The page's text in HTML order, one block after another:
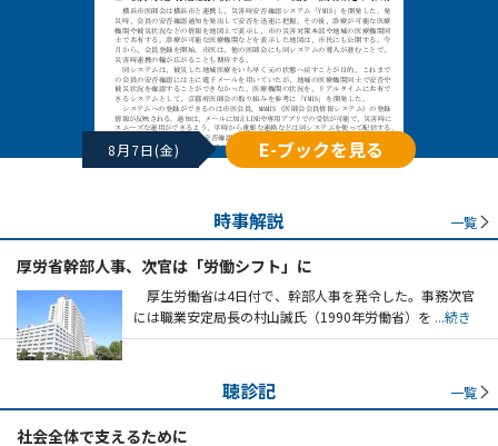
8月7日(金) E-ブックを見る
時事解説 一覧
厚労省幹部人事、次官は「労働シフト」に
厚生労働省は4日付で、幹部人事を発令した。事務次官
には職業安定局長の村山誠氏（1990年労働省）を ...続き
聴診記 一覧
社会全体で支えるために